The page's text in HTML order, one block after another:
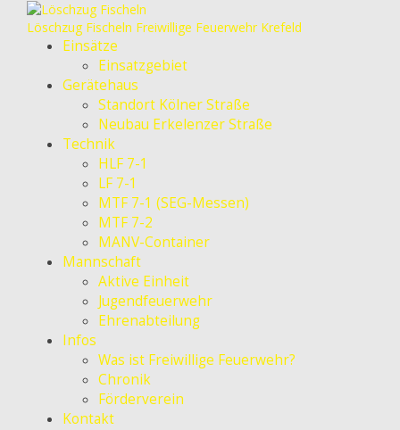
Löschzug Fischeln Freiwillige Feuerwehr Krefeld
Einsätze
Einsatzgebiet
Gerätehaus
Standort Kölner Straße
Neubau Erkelenzer Straße
Technik
HLF 7-1
LF 7-1
MTF 7-1 (SEG-Messen)
MTF 7-2
MANV-Container
Mannschaft
Aktive Einheit
Jugendfeuerwehr
Ehrenabteilung
Infos
Was ist Freiwillige Feuerwehr?
Chronik
Förderverein
Kontakt